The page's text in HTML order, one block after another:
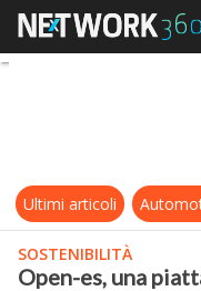
Ultimi articoli
SOSTENIBILITÀ
Open-es, una